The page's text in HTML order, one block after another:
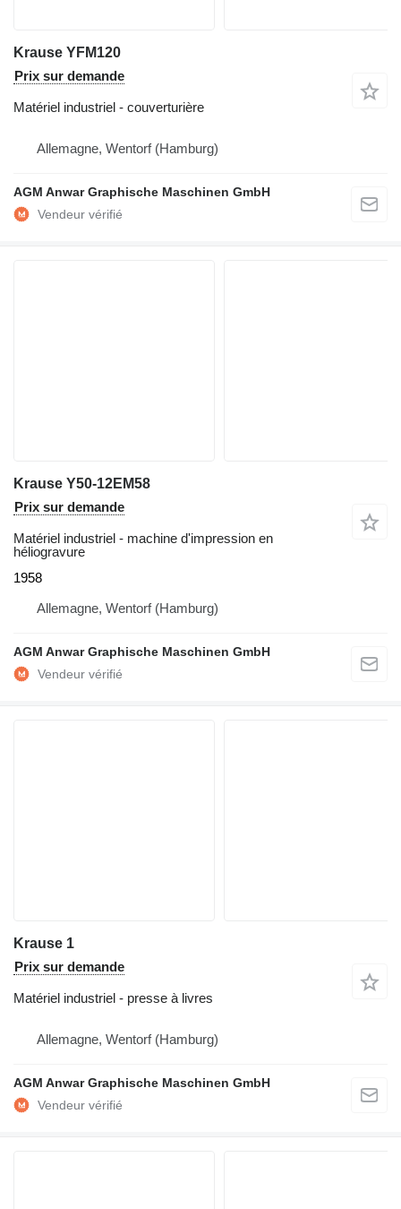
Krause YFM120
Prix sur demande
Matériel industriel - couverturière
Allemagne, Wentorf (Hamburg)
AGM Anwar Graphische Maschinen GmbH
Krause Y50-12EM58
Prix sur demande
Matériel industriel - machine d'impression en
héliogravure
1958
Allemagne, Wentorf (Hamburg)
AGM Anwar Graphische Maschinen GmbH
Krause 1
Prix sur demande
Matériel industriel - presse à livres
Allemagne, Wentorf (Hamburg)
AGM Anwar Graphische Maschinen GmbH